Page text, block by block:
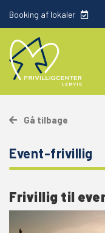
Booking af lokaler
Gå tilbage
Event-frivillig
Frivillig til